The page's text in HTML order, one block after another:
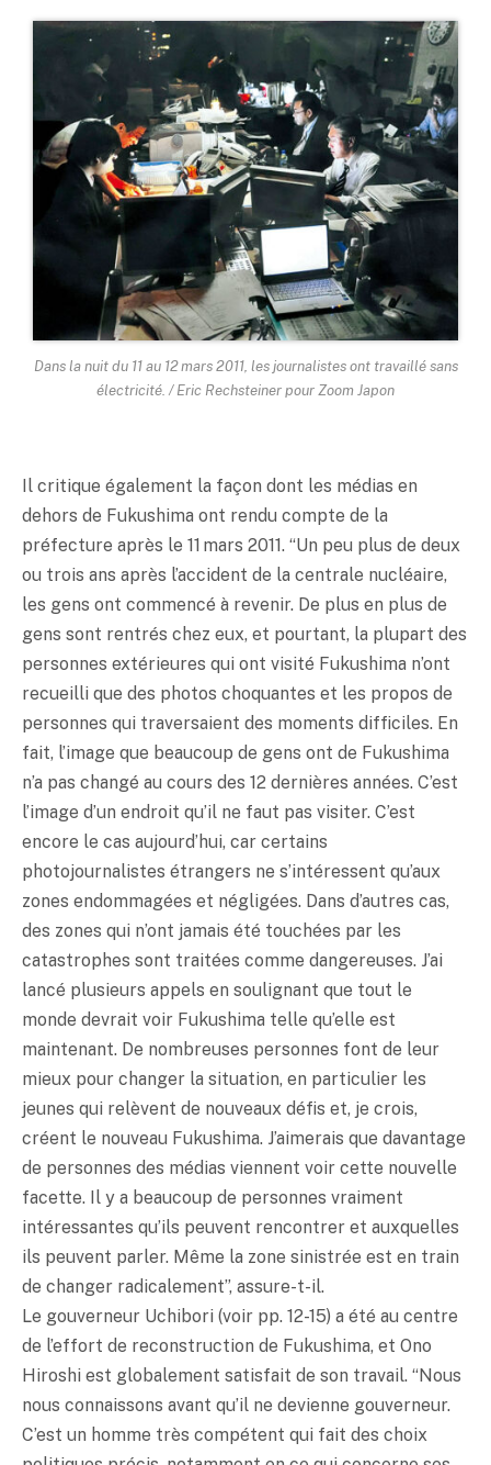
Dans la nuit du 11 au 12 mars 2011, les journalistes ont travaillé sans
électricité. / Eric Rechsteiner pour Zoom Japon
Il critique également la façon dont les médias en
dehors de Fukushima ont rendu compte de la
préfecture après le 11 mars 2011. “Un peu plus de deux
ou trois ans après l’accident de la centrale nucléaire,
les gens ont commencé à revenir. De plus en plus de
gens sont rentrés chez eux, et pourtant, la plupart des
personnes extérieures qui ont visité Fukushima n’ont
recueilli que des photos choquantes et les propos de
personnes qui traversaient des moments difficiles. En
fait, l’image que beaucoup de gens ont de Fukushima
n’a pas changé au cours des 12 dernières années. C’est
l’image d’un endroit qu’il ne faut pas visiter. C’est
encore le cas aujourd’hui, car certains
photojournalistes étrangers ne s’intéressent qu’aux
zones endommagées et négligées. Dans d’autres cas,
des zones qui n’ont jamais été touchées par les
catastrophes sont traitées comme dangereuses. J’ai
lancé plusieurs appels en soulignant que tout le
monde devrait voir Fukushima telle qu’elle est
maintenant. De nombreuses personnes font de leur
mieux pour changer la situation, en particulier les
jeunes qui relèvent de nouveaux défis et, je crois,
créent le nouveau Fukushima. J’aimerais que davantage
de personnes des médias viennent voir cette nouvelle
facette. Il y a beaucoup de personnes vraiment
intéressantes qu’ils peuvent rencontrer et auxquelles
ils peuvent parler. Même la zone sinistrée est en train
de changer radicalement”, assure-t-il.
Le gouverneur Uchibori (voir pp. 12-15) a été au centre
de l’effort de reconstruction de Fukushima, et Ono
Hiroshi est globalement satisfait de son travail. “Nous
nous connaissons avant qu’il ne devienne gouverneur.
C’est un homme très compétent qui fait des choix